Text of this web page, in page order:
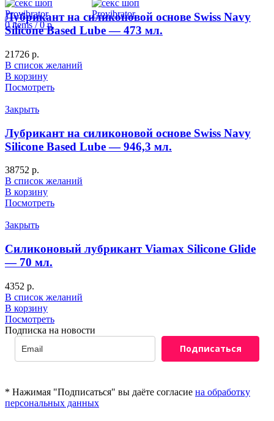
0items / 0р.
Лубрикант на силиконовой основе Swiss Navy
Silicone Based Lube — 473 мл.
21726 р.
В список желаний
В корзину
Посмотреть
Закрыть
Лубрикант на силиконовой основе Swiss Navy
Silicone Based Lube — 946,3 мл.
38752 р.
В список желаний
В корзину
Посмотреть
Закрыть
Силиконовый лубрикант Viamax Silicone Glide
— 70 мл.
4352 р.
В список желаний
В корзину
Посмотреть
Подписка на новости
Подписаться
* Нажимая "Подписаться" вы даёте согласие на обработку
персональных данных